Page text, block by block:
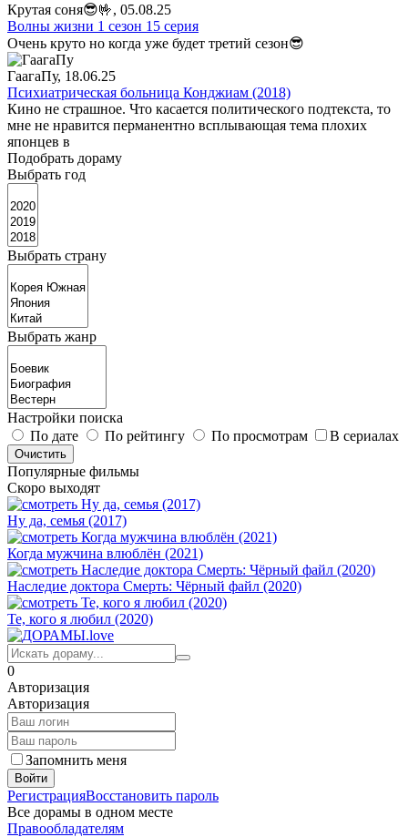
Крутая соня😎🤟, 05.08.25
Волны жизни 1 сезон 15 серия
Очень круто но когда уже будет третий сезон😎
ГаагаПу, 18.06.25
Психиатрическая больница Конджиам (2018)
Кино не страшное. Что касается политического подтекста, то
мне не нравится перманентно всплывающая тема плохих
японцев в
Подобрать дораму
Выбрать год
Выбрать страну
Выбрать жанр
Настройки поиска
По дате
По рейтингу По просмотрам В сериалах
Популярные фильмы
Скоро выходят
Ну да, семья (2017)
Когда мужчина влюблён (2021)
Наследие доктора Смерть: Чёрный файл (2020)
Те, кого я любил (2020)
0
Авторизация
Авторизация
Запомнить меня
Войти
РегистрацияВосстановить пароль
Все дорамы в одном месте
Правообладателям